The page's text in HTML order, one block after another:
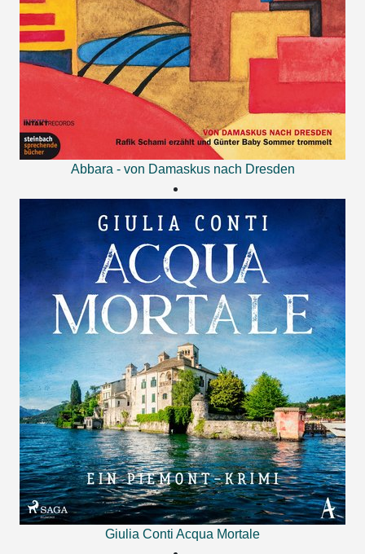
Abbara - von Damaskus nach Dresden
Giulia Conti Acqua Mortale